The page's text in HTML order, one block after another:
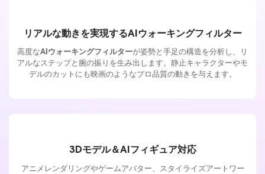
リアルな動きを実現するAIウォーキングフィルター
高度なAIウォーキングフィルターが姿勢と手足の構造を分析し、リ
アルなステップと腕の振りを生み出します。静止キャラクターやモ
デルのカットにも映画のようなプロ品質の動きを与えます。
3Dモデル＆AIフィギュア対応
アニメレンダリングやゲームアバター、スタイライズアートワー